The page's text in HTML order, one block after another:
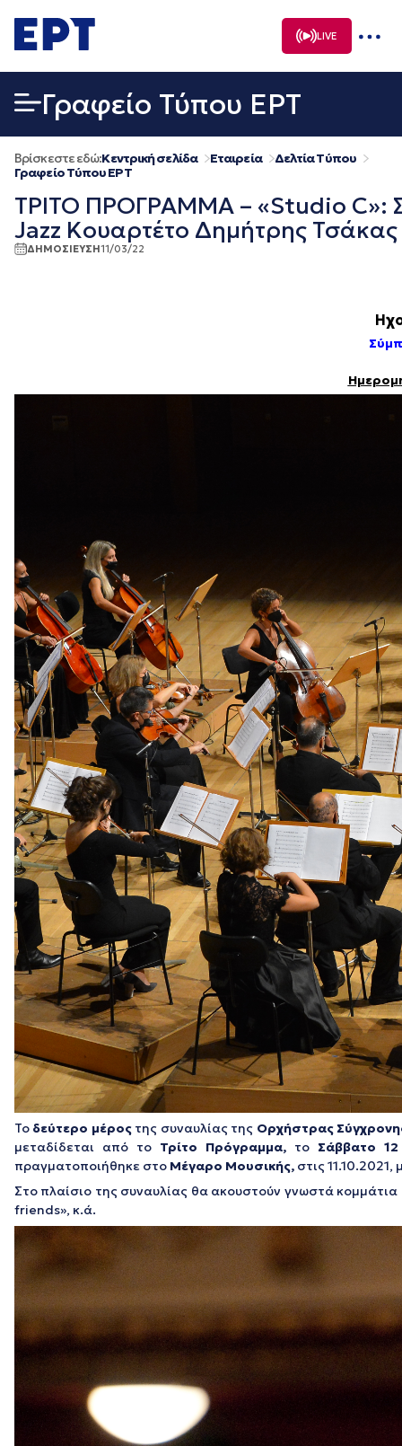
σε
περιεχόμενο
LIVE
Γραφείο Τύπου ΕΡΤ
Βρίσκεστε εδώ:Κεντρική σελίδα Εταιρεία
Δελτία Τύπου
Γραφείο Τύπου ΕΡΤ
ΤΡΙΤΟ ΠΡΟΓΡΑΜΜΑ – «Studio C»:
Jazz Kουαρτέτο Δημήτρης
ΔΗΜΟΣΙΕΥΣΗ11/03/22
Το δεύτερο μέροςτης συναυλίας της Ορχήστρας
μεταδίδεται από το Τρίτο Πρόγραμμα, το Σάββατο
πραγματοποιήθηκε στο Μέγαρο Μουσικής, στις
Στο πλαίσιο της συναυλίας θα ακουστούν γνωστά
friends», κ.ά.